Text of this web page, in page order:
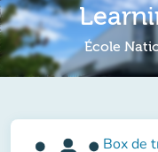
École
Box de